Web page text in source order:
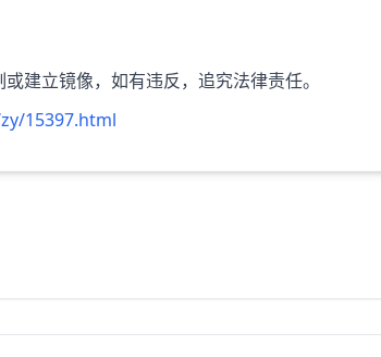
建立镜像，如有违反，追究法律责任。
15397.html